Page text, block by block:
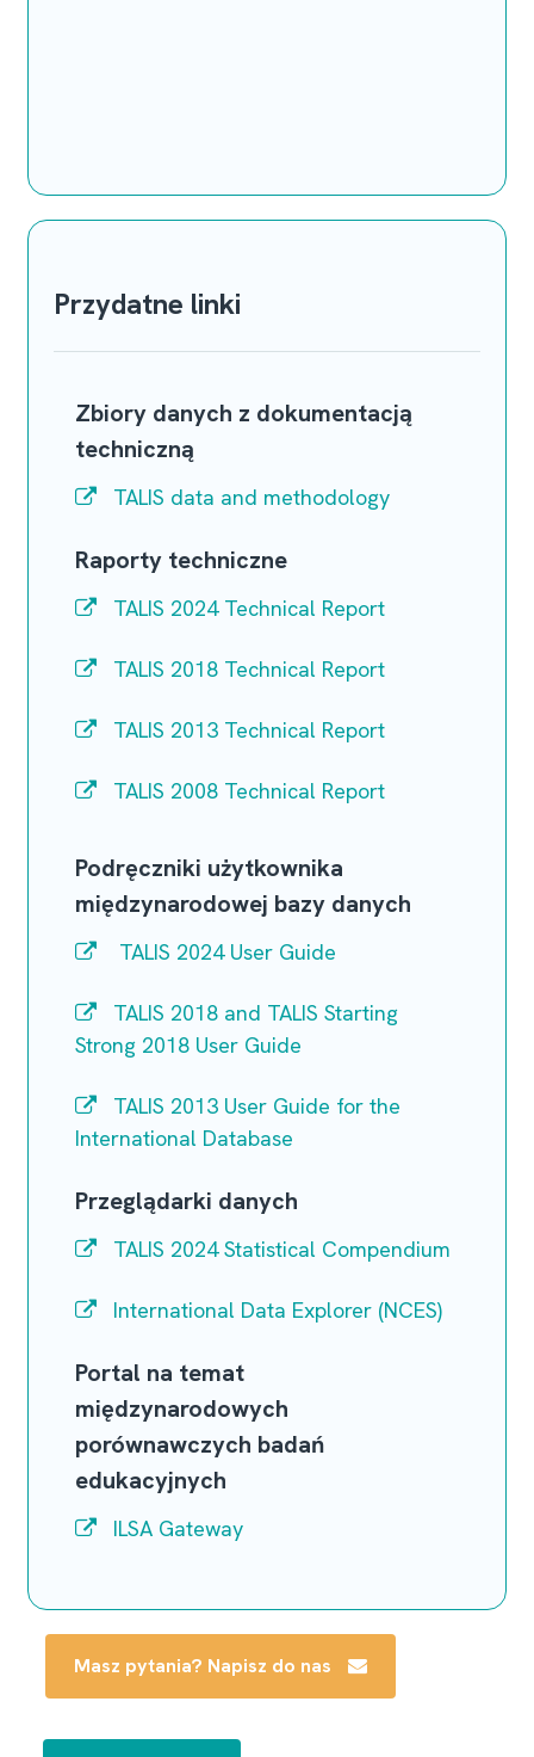
Przydatne linki
Zbiory danych z dokumentacją
techniczną
TALIS data and methodology
Raporty techniczne
TALIS 2024 Technical Report
TALIS 2018 Technical Report
TALIS 2013 Technical Report
TALIS 2008 Technical Report
Podręczniki użytkownika
międzynarodowej bazy danych
TALIS 2024 User Guide
TALIS 2018 and TALIS Starting
Strong 2018 User Guide
TALIS 2013 User Guide for the
International Database
Przeglądarki danych
TALIS 2024 Statistical Compendium
International Data Explorer (NCES)
Portal na temat
międzynarodowych
porównawczych badań
edukacyjnych
ILSA Gateway
Masz pytania? Napisz do nas